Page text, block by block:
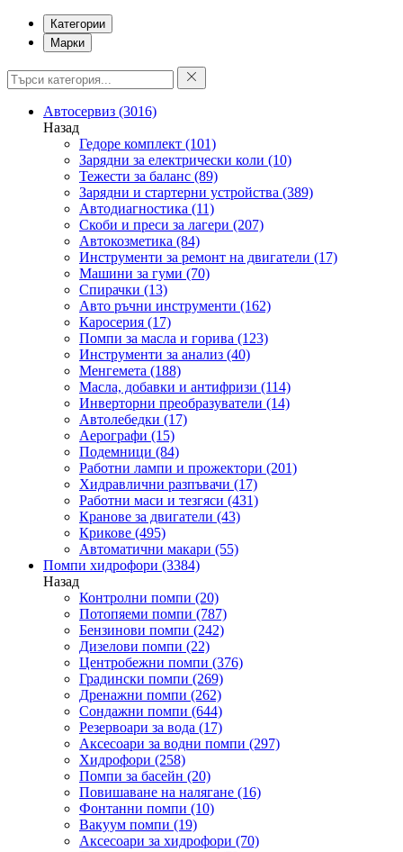
Категории
Марки
Автосервиз (3016)
Назад
Гедоре комплект (101)
Зарядни за електрически коли (10)
Тежести за баланс (89)
Зарядни и стартерни устройства (389)
Автодиагностика (11)
Скоби и преси за лагери (207)
Автокозметика (84)
Инструменти за ремонт на двигатели (17)
Машини за гуми (70)
Спирачки (13)
Авто ръчни инструменти (162)
Каросерия (17)
Помпи за масла и горива (123)
Инструменти за анализ (40)
Менгемета (188)
Масла, добавки и антифризи (114)
Инверторни преобразуватели (14)
Автолебедки (17)
Аерографи (15)
Подемници (84)
Работни лампи и прожектори (201)
Хидравлични разпъвачи (17)
Работни маси и тезгяси (431)
Кранове за двигатели (43)
Крикове (495)
Автоматични макари (55)
Помпи хидрофори (3384)
Назад
Контролни помпи (20)
Потопяеми помпи (787)
Бензинови помпи (242)
Дизелови помпи (22)
Центробежни помпи (376)
Градински помпи (269)
Дренажни помпи (262)
Сондажни помпи (644)
Резервоари за вода (17)
Аксесоари за водни помпи (297)
Хидрофори (258)
Помпи за басейн (20)
Повишаване на налягане (16)
Фонтанни помпи (10)
Вакуум помпи (19)
Аксесоари за хидрофори (70)